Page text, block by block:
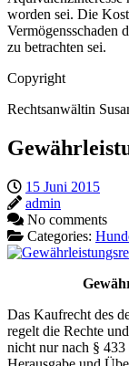
worden sei. Die
Vermögensschaden
zu betrachten sei.
Copyright
Rechtsanwältin
15 Juni 2015
admin
No comments
Categories:
Das Kaufrecht des
regelt die Rechte
nicht nur nach §